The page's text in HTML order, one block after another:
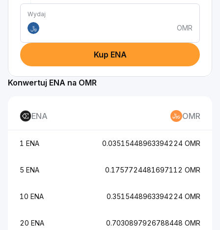
Wydaj
﷼
OMR
Kup ENA
Konwertuj ENA na OMR
ENA OMR
1 ENA 0.03515448963394224 OMR
5 ENA 0.1757724481697112 OMR
10 ENA 0.3515448963394224 OMR
20 ENA 0.7030897926788448 OMR